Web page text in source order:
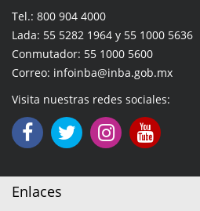
Tel.: 800 904 4000
Lada: 55 5282 1964 y 55 1000 5636
Conmutador: 55 1000 5600
Correo: infoinba@inba.gob.mx
Visita nuestras redes sociales:
Enlaces